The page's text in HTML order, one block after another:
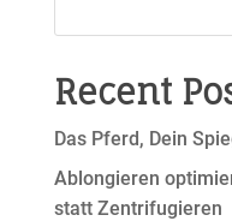
Recent
Das Pferd, Dein
Ablongieren
statt Zentrifugieren